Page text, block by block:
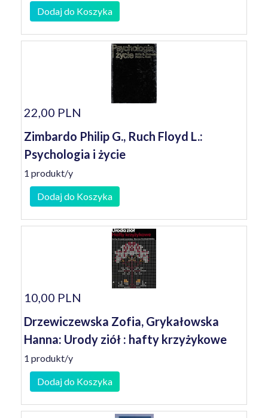
Dodaj do Koszyka
22,00 PLN
Zimbardo Philip G., Ruch Floyd L.:
Psychologia i życie
1 produkt/y
Dodaj do Koszyka
10,00 PLN
Drzewiczewska Zofia, Grykałowska
Hanna: Urody ziół : hafty krzyżykowe
1 produkt/y
Dodaj do Koszyka